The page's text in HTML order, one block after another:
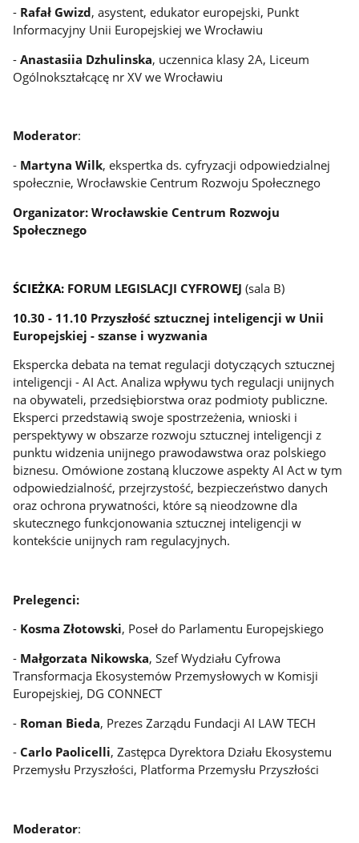
- Rafał Gwizd, asystent, edukator europejski, Punkt
Informacyjny Unii Europejskiej we Wrocławiu
-Anastasiia Dzhulinska, uczennica klasy 2A, Liceum
Ogólnokształcącę nr XV we Wrocławiu
Moderator:
- Martyna Wilk, ekspertka ds. cyfryzacji odpowiedzialnej
społecznie, Wrocławskie Centrum Rozwoju Społecznego
Organizator: Wrocławskie Centrum Rozwoju
Społecznego
ŚCIEŻKA: FORUM LEGISLACJI CYFROWEJ(sala B)
10.30 - 11.10 Przyszłość sztucznej inteligencji w Unii
Europejskiej - szanse i wyzwania
Ekspercka debata na temat regulacji dotyczących sztucznej
inteligencji - AI Act. Analiza wpływu tych regulacji unijnych
na obywateli, przedsiębiorstwa oraz podmioty publiczne.
Eksperci przedstawią swoje spostrzeżenia, wnioski i
perspektywy w obszarze rozwoju sztucznej inteligencji z
punktu widzenia unijnego prawodawstwa oraz polskiego
biznesu. Omówione zostaną kluczowe aspekty AI Act w tym
odpowiedzialność, przejrzystość, bezpieczeństwo danych
oraz ochrona prywatności, które są nieodzowne dla
skutecznego funkcjonowania sztucznej inteligencji w
kontekście unijnych ram regulacyjnych.
Prelegenci:
- Kosma Złotowski, Poseł do Parlamentu Europejskiego
- Małgorzata Nikowska, Szef Wydziału Cyfrowa
Transformacja Ekosystemów Przemysłowych w Komisji
Europejskiej, DG CONNECT
- Roman Bieda, Prezes Zarządu Fundacji AI LAW TECH
-Carlo Paolicelli, Zastępca Dyrektora Działu Ekosystemu
Przemysłu Przyszłości, Platforma Przemysłu Przyszłości
Moderator: